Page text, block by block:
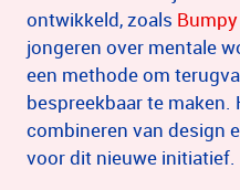
ontwikkeld, zoals
jongeren over mentale
een methode om
bespreekbaar te maken.
combineren van design
voor dit nieuwe initiatief.